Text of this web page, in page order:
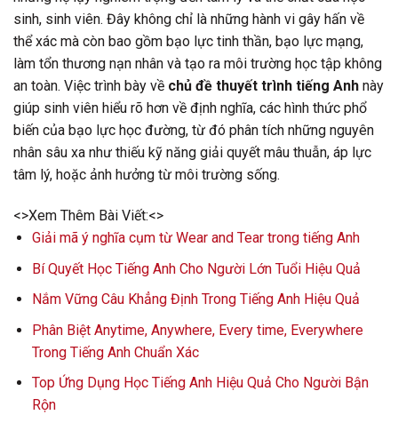
sinh, sinh viên. Đây không chỉ là những hành vi gây hấn về
thể xác mà còn bao gồm bạo lực tinh thần, bạo lực mạng,
làm tổn thương nạn nhân và tạo ra môi trường học tập không
an toàn. Việc trình bày về chủ đề thuyết trình tiếng Anh này
giúp sinh viên hiểu rõ hơn về định nghĩa, các hình thức phổ
biến của bạo lực học đường, từ đó phân tích những nguyên
nhân sâu xa như thiếu kỹ năng giải quyết mâu thuẫn, áp lực
tâm lý, hoặc ảnh hưởng từ môi trường sống.
<>Xem Thêm Bài Viết:<>
Giải mã ý nghĩa cụm từ Wear and Tear trong tiếng Anh
Bí Quyết Học Tiếng Anh Cho Người Lớn Tuổi Hiệu Quả
Nắm Vững Câu Khẳng Định Trong Tiếng Anh Hiệu Quả
Phân Biệt Anytime, Anywhere, Every time, Everywhere
Trong Tiếng Anh Chuẩn Xác
Top Ứng Dụng Học Tiếng Anh Hiệu Quả Cho Người Bận
Rộn